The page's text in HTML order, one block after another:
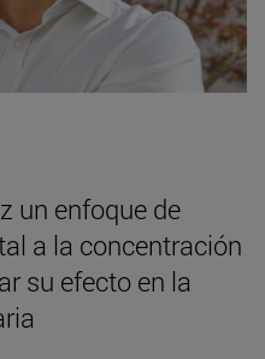
un enfoque de
a la concentración
su efecto en la